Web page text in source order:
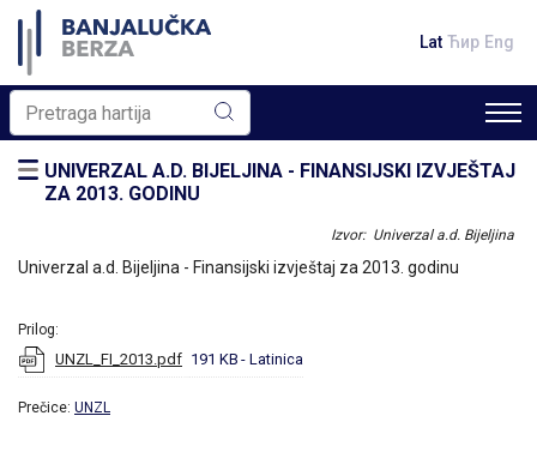
Lat Ћир Eng
UNIVERZAL A.D. BIJELJINA - FINANSIJSKI IZVJEŠTAJ
ZA 2013. GODINU
Izvor: Univerzal a.d. Bijeljina
Univerzal a.d. Bijeljina - Finansijski izvještaj za 2013. godinu
Prilog:
UNZL_FI_2013.pdf 191 KB - Latinica
Prečice: UNZL